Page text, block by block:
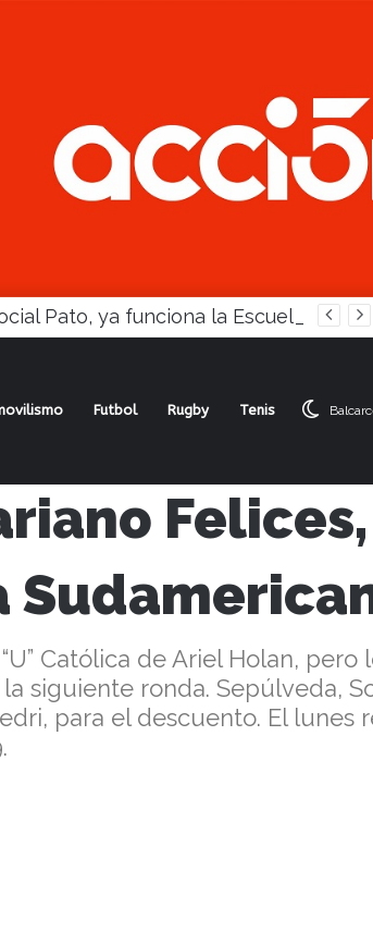
Futbol Rugby Tenis
clasificado a la Sudamericana
Felices,
Católica de Ariel Holan, pero
siguiente ronda. Sepúlveda,
para el descuento. El lunes